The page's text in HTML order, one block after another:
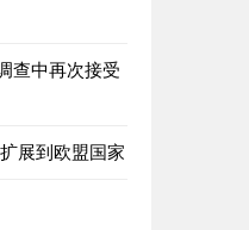
查中再次接受
展到欧盟国家